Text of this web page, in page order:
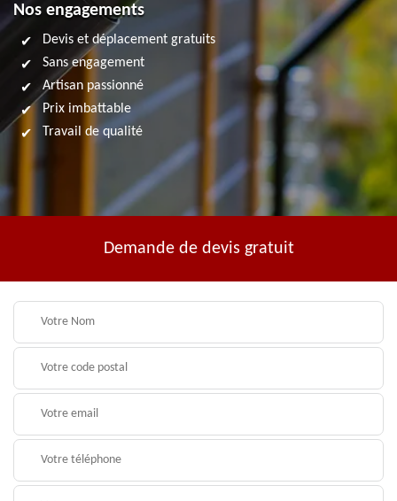
Nos engagements
Devis et déplacement gratuits
Sans engagement
Artisan passionné
Prix imbattable
Travail de qualité
Demande de devis gratuit